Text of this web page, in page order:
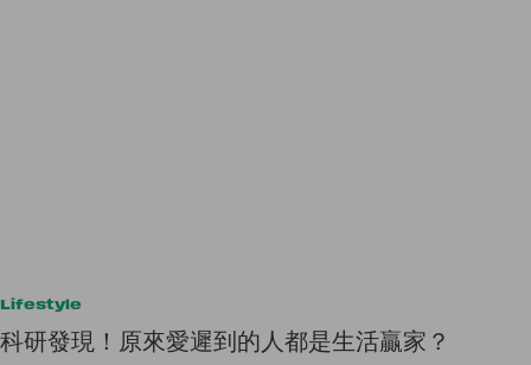
Lifestyle
科研發現！原來愛遲到的人都是生活贏家？